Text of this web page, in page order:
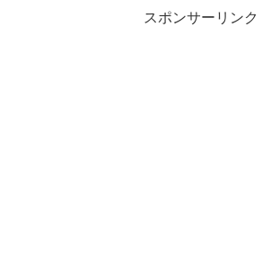
スポンサーリンク